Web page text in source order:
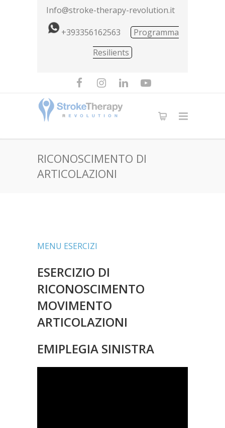
Info@stroke-therapy-revolution.it
+393356162563
Programma
Resilients
RICONOSCIMENTO DI
ARTICOLAZIONI
MENU ESERCIZI
ESERCIZIO DI
RICONOSCIMENTO
MOVIMENTO
ARTICOLAZIONI
EMIPLEGIA SINISTRA